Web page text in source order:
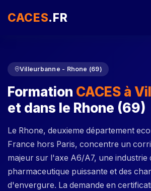
CACES.FR
Villeurbanne - Rhone (69)
Formation CACES à
et dans le Rhone (69)
Le Rhone, deuxieme département
France hors Paris, concentre un
majeur sur l'axe A6/A7, une industrie
pharmaceutique puissante et des
d'envergure. La demande en